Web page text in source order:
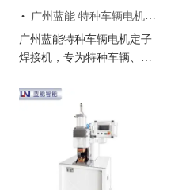
· 广州蓝能 特种车辆电机定子焊接机视频操作演示
广州蓝能特种车辆电机定子
焊接机，专为特种车辆、工
程车辆电机打造。设备采用
免脱漆热熔焊接工艺，无需
人工刮漆与焊锡辅料，单端
子焊接仅需 5-15 秒，接头
低电阻、高抗拉，适配车辆
电机高震动、高负载工况。
视频实拍设备操作流程，直